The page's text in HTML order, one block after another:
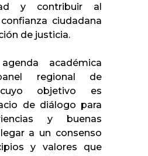
y contribuir al
ciudadana
de justicia.
académica
regional de
cuyo objetivo es
de diálogo para
y buenas
a un consenso
y valores que